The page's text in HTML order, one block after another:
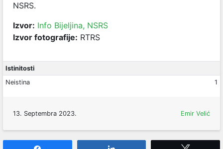
NSRS.
Izvor: Info Bijeljina, NSRS
Izvor fotografije: RTRS
Istinitosti
Neistina
1
13. Septembra 2023. Emir Velić